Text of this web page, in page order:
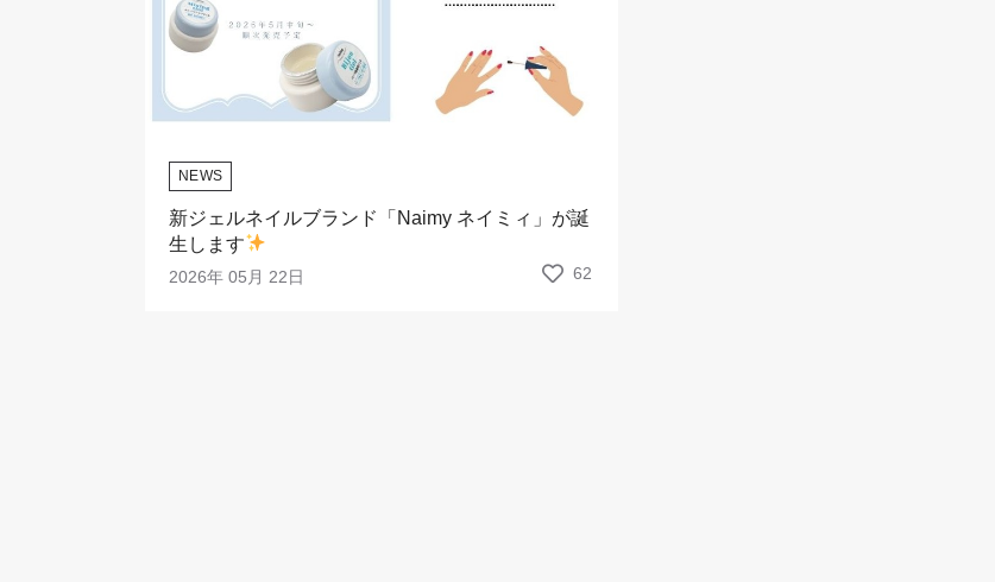
NEWS
新ジェルネイルブランド「Naimy ネイミィ」が誕
生します
2026年 05月 22日 62